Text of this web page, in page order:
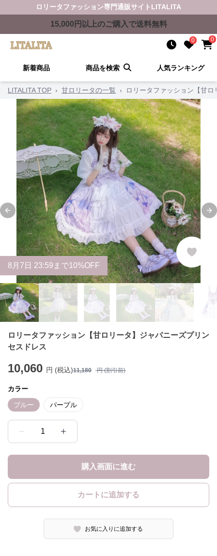
ロリータファッション専門通販サイト LITALITA
15,000 円以上のご購入で送料無料
0 0
新着商品 商品を検索 人気ランキング
LITALITA TOP › 甘ロリータの一覧 › ロリータファッション【甘
Previous slide
8 月 7 日 23:59まで10%OFF
ロリータファッション【甘ロリータ】ジャパニーズプリン
セスドレス
10,060 円 (税込)11,180 円 (割引前)
カラー
ブルー パープル
1
購入画面に進む
カートに追加する
お気に入りに追加する